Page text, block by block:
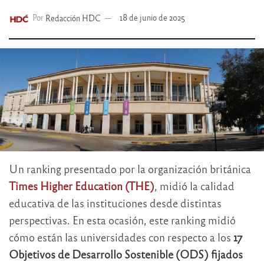
Por Redacción HDC 18 de junio de 2025
Un ranking presentado por la organización británica
Times Higher Education (THE), midió la calidad
educativa de las instituciones desde distintas
perspectivas. En esta ocasión, este ranking midió
cómo están las universidades con respecto a los 17
Objetivos de Desarrollo Sostenible (ODS) fijados